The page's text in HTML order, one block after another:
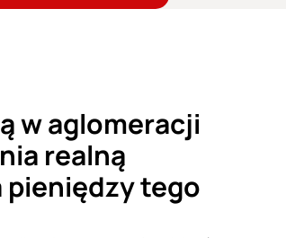
w aglomeracji
realną
pieniędzy tego